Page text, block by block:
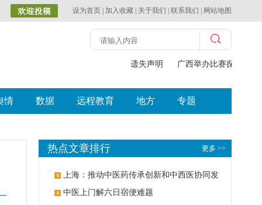
设为首页 加入收藏 关于我们 联系我们 网站地图
遗失声明 广西举办比赛探索中（
情 数据 远程教育 地方 专题
更多 >>
热点文章排行
上海：推动中医药传承创新和中西医协同发
展 中医上门解六日宿便难题